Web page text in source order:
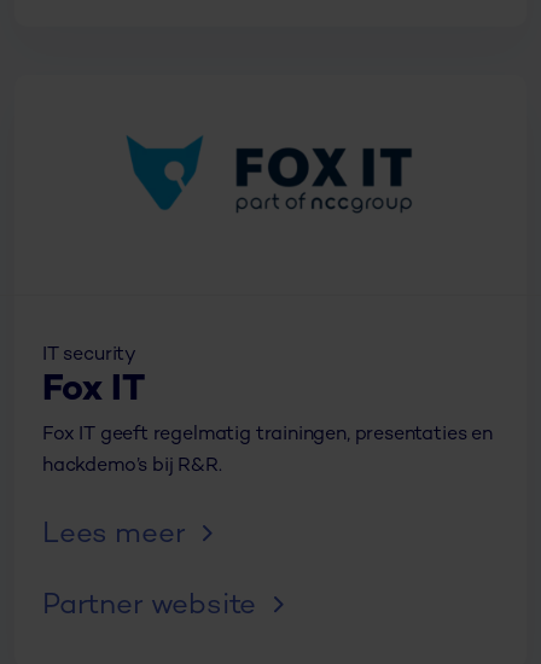
IT security
Fox IT
Fox IT geeft regelmatig trainingen, presentaties en
hackdemo’s bij R&R.
Lees meer
Partner website